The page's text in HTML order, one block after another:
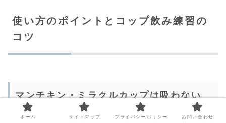
使い方のポイントとコップ飲み練習の
コツ
マンチキン・ミラクルカップは吸わない
と出ない
ホーム サイトマップ プライバシーポリシー お問い合わせ